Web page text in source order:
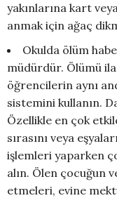
yakınlarına kart
anmak için ağaç
Okulda ölüm
müdürdür. Ölümü
öğrencilerin aynı
sistemini kullanın.
Özellikle en çok
sırasını veya
işlemleri yaparken
alın. Ölen çocuğun
etmeleri, evine